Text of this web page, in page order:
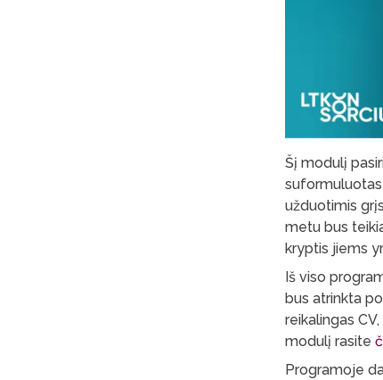
Šį modulį
suformuluotas
užduotimis
metu bus
kryptis jiems
Iš viso
bus atrinkta
reikalingas
modulį rasite
Programoje